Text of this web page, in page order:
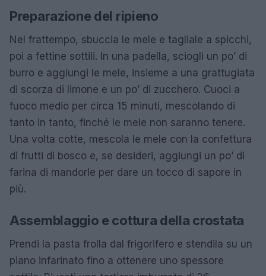
Preparazione del ripieno
Nel frattempo, sbuccia le mele e tagliale a spicchi,
poi a fettine sottili. In una padella, sciogli un po’ di
burro e aggiungi le mele, insieme a una grattugiata
di scorza di limone e un po’ di zucchero. Cuoci a
fuoco medio per circa 15 minuti, mescolando di
tanto in tanto, finché le mele non saranno tenere.
Una volta cotte, mescola le mele con la confettura
di frutti di bosco e, se desideri, aggiungi un po’ di
farina di mandorle per dare un tocco di sapore in
più.
Assemblaggio e cottura della crostata
Prendi la pasta frolla dal frigorifero e stendila su un
piano infarinato fino a ottenere uno spessore